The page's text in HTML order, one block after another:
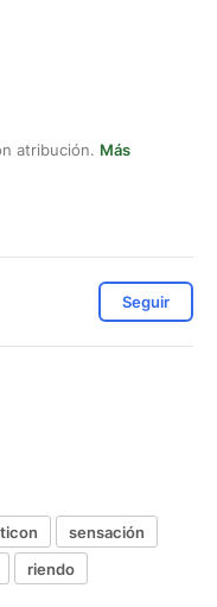
atribución. Más
Seguir
sensación
riendo